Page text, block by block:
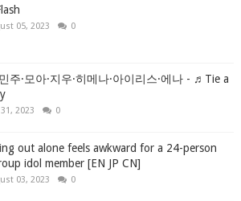
05, 2023 0
주·모아·지우·히메나·아이리스·에나 - ♬Tie a
2023 0
out alone feels awkward for a 24-person
idol member [EN JP CN]
03, 2023 0